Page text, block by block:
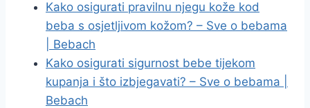
Kako osigurati pravilnu njegu kože kod
beba s osjetljivom kožom? – Sve o bebama
| Bebach
Kako osigurati sigurnost bebe tijekom
kupanja i što izbjegavati? – Sve o bebama |
Bebach